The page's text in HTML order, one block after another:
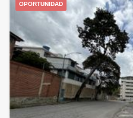
OPORTUNIDAD